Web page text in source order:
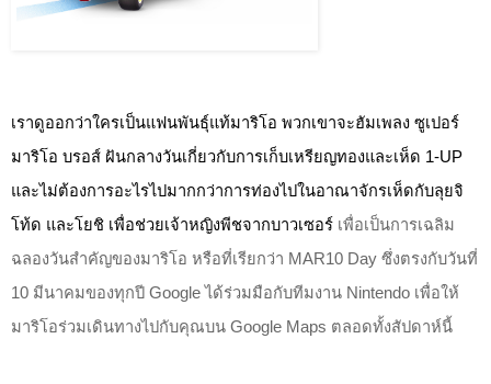
เราดูออกว่าใครเป็นแฟนพันธุ์แท้มาริโอ พวกเขาจะฮัมเพลง ซูเปอร์
มาริโอ บรอส์ ฝันกลางวันเกี่ยวกับการเก็บเหรียญทองและเห็ด 1-UP
และไม่ต้องการอะไรไปมากกว่าการท่องไปในอาณาจักรเห็ดกับลุยจิ
โท้ด และโยชิ เพื่อช่วยเจ้าหญิงพีชจากบาวเซอร์ เพื่อเป็นการเฉลิม
ฉลองวันสำคัญของมาริโอ หรือที่เรียกว่า MAR10 Day ซึ่งตรงกับวันที่
10 มีนาคมของทุกปี Google ได้ร่วมมือกับทีมงาน Nintendo เพื่อให้
มาริโอร่วมเดินทางไปกับคุณบน Google Maps ตลอดทั้งสัปดาห์นี้